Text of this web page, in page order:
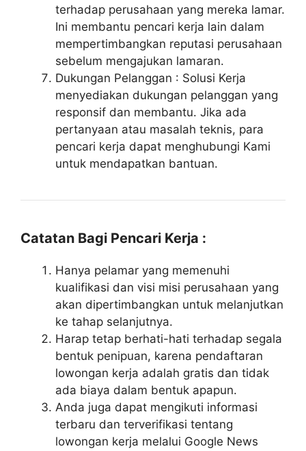
terhadap perusahaan yang mereka lamar.
Ini membantu pencari kerja lain dalam
mempertimbangkan reputasi perusahaan
sebelum mengajukan lamaran.
Dukungan Pelanggan : Solusi Kerja
menyediakan dukungan pelanggan yang
responsif dan membantu. Jika ada
pertanyaan atau masalah teknis, para
pencari kerja dapat menghubungi Kami
untuk mendapatkan bantuan.
Catatan Bagi Pencari Kerja :
Hanya pelamar yang memenuhi
kualifikasi dan visi misi perusahaan yang
akan dipertimbangkan untuk melanjutkan
ke tahap selanjutnya.
Harap tetap berhati-hati terhadap segala
bentuk penipuan, karena pendaftaran
lowongan kerja adalah gratis dan tidak
ada biaya dalam bentuk apapun.
Anda juga dapat mengikuti informasi
terbaru dan terverifikasi tentang
lowongan kerja melalui Google News